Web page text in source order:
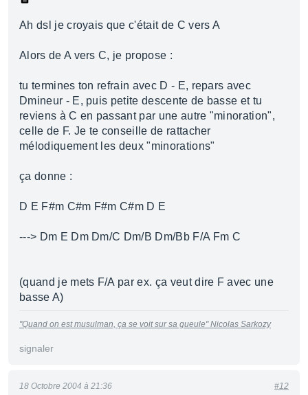
Ah dsl je croyais que c'était de C vers A
Alors de A vers C, je propose :
tu termines ton refrain avec D - E, repars avec
Dmineur - E, puis petite descente de basse et tu
reviens à C en passant par une autre "minoration",
celle de F. Je te conseille de rattacher
mélodiquement les deux "minorations"
ça donne :
D E F#m C#m F#m C#m D E
---> Dm E Dm Dm/C Dm/B Dm/Bb F/A Fm C
(quand je mets F/A par ex. ça veut dire F avec une
basse A)
"Quand on est musulman, ça se voit sur sa gueule"Nicolas Sarkozy
signaler
18 Octobre 2004 à 21:36 #12